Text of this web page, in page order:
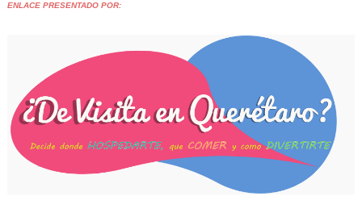
ENLACE PRESENTADO POR: